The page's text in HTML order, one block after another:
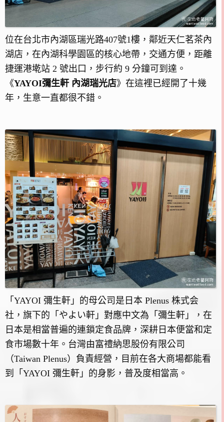
位在台北市內湖區瑞光路407號1樓，鄰近天仁茗茶內
湖店，在內湖科學園區的核心地帶，交通方便，距離
捷運港墘站 2 號出口，步行約 9 分鐘可到達。
《YAYOI彌生軒 內湖瑞光店》在這裡已經開了十幾
年，生意一直都很不錯。
「YAYOI 彌生軒」的母公司是日本 Plenus 株式会
社，旗下的「やよい軒」對應中文為「彌生軒」，在
日本是相當普遍的連鎖定食品牌，深耕日本便當和定
食市場數十年。台灣由富禮納思股份有限公司
（Taiwan Plenus）負責經營，目前在各大商場都能看
到「YAYOI 彌生軒」的身影，普及度相當高。